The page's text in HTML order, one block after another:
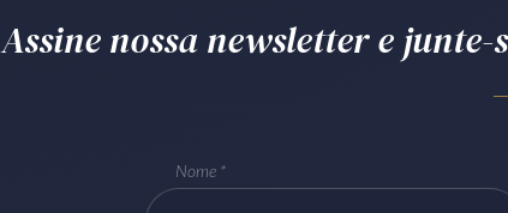
Assine nossa newsletter e
Nome